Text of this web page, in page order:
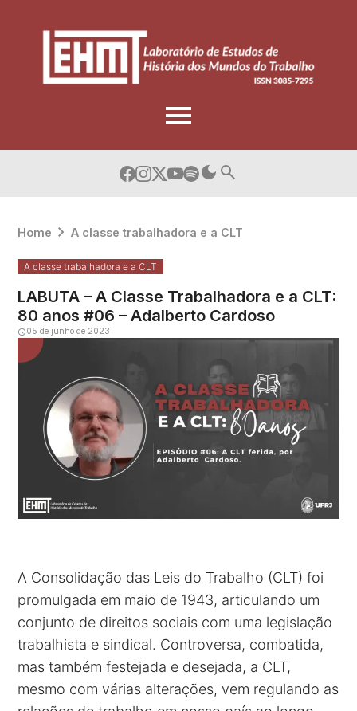
Home A classe trabalhadora e a CLT
A classe trabalhadora e a CLT
LABUTA – A Classe Trabalhadora e a CLT:
80 anos #06 – Adalberto Cardoso
05 de junho de 2023
A Consolidação das Leis do Trabalho (CLT) foi
promulgada em maio de 1943, articulando um
conjunto de direitos sociais com uma legislação
trabalhista e sindical. Controversa, combatida,
mas também festejada e desejada, a CLT,
mesmo com várias alterações, vem regulando as